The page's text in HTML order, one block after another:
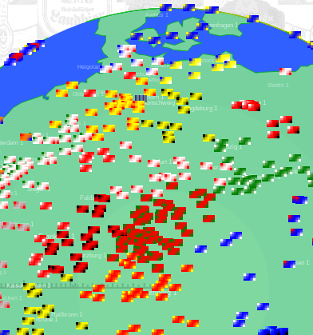
Berlin 1
Gifhorn 1
Amsterdam 1
Frankfurt 1
Kopenhagen 1
Nürnberg 1
Hamburg 1
Hannover 1
Köln 1
Leipzig 1
Luxemburg 1
Bremen 1
Dresden 1
Stettin 1
Karlsruhe 1
Rostock 1
Magdeburg 1
Saarbrücken 1
Erfurt 1
Eindhoven 1
Rotterdam 1
Lübeck 1
Aarhus 1
Fulda 1
Dortmund 1
Gera 1
Pilsen 1
Heilbronn 1
Würzburg 1
Braunschweig 1
Lüneburg 1
Oldenburg 1
Osnabrück 1
Aachen 1
Münster 1
Siegen 1
Kaiserslautern 1
Koblenz 1
Chemnitz 1
Helgoland 1
Hengelo 1